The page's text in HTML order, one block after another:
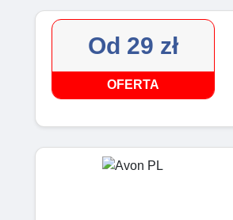
Od 29 zł
OFERTA